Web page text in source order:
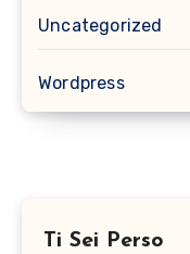
Uncategorized
Wordpress
Ti Sei Perso